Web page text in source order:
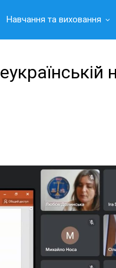
Навчання та виховання